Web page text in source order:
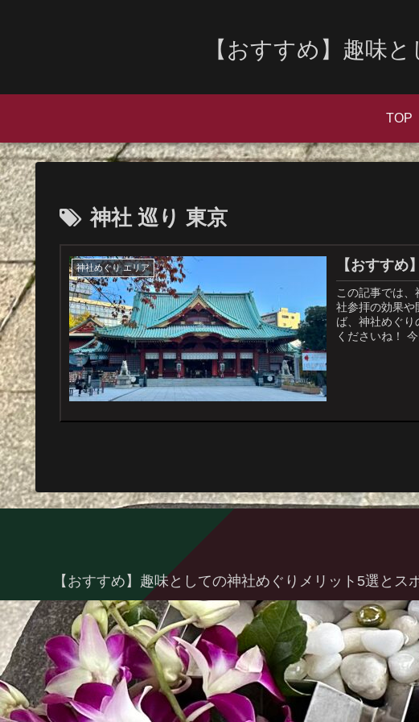
【おすすめ】趣味
TOP
神社 巡り 東京
神社めぐり エリア 【おすす
この記事では
社参拝の効果や
ば、神社めぐり
くださいね！
【おすすめ】趣味としての神社めぐりメリット5選とス